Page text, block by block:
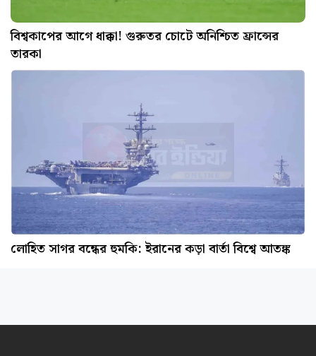
বিশ্বকাপের আগে ধাক্কা! গুরুতর চোটে অনিশ্চিত ফ্রান্সের
তারকা
লোহিত সাগর বন্ধের হুমকি: ইরানের কড়া বার্তা বিশ্বে আতঙ্ক